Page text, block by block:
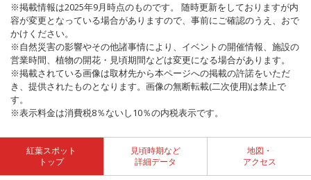
※掲載情報は2025年9月時点のものです。 随時更新をしておりますが内
容が変更となっている場合がありますので、事前にご確認のうえ、おで
かけください。
※自然災害の影響やその他諸事情により、イベントの開催情報、施設の
営業時間、植物の開花・見頃期間などは変更になる場合があります。
※掲載されている画像は取材先から本ページへの掲載の許諾をいただ
き、提供されたものとなります。画像の無断転載(二次使用)は禁止で
す。
※表示料金は消費税8％ないし10％の内税表示です。
紅葉スポット
トップ
見頃時期など
詳細データ
地図・
アクセス